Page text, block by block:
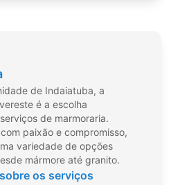
de Indaiatuba, a
é a escolha
de marmoraria.
paixão e compromisso,
variedade de opções
mármore até granito.
os serviços